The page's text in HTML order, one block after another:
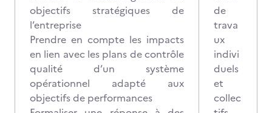
objectifs stratégiques de
l’entreprise
Prendre en compte les impacts
en lien avec les plans de contrôle
qualité d’un système
opérationnel adapté aux
objectifs de performances
de
trava
ux
indivi
duels
et
collec